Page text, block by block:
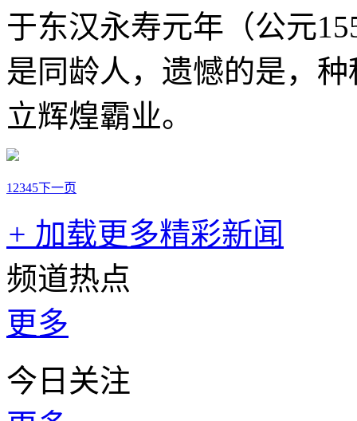
于东汉永寿元年（公元
是同龄人，遗憾的是，
立辉煌霸业。
1 2345下一页
+ 加载更多精彩新闻
频道热点
更多
今日关注